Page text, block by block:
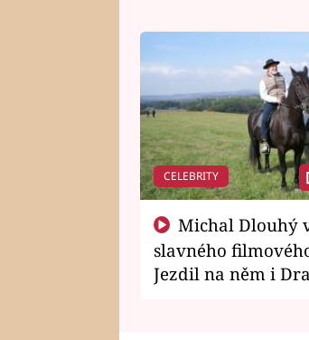
CELEBRITY
slavného
Jezdil na něm i